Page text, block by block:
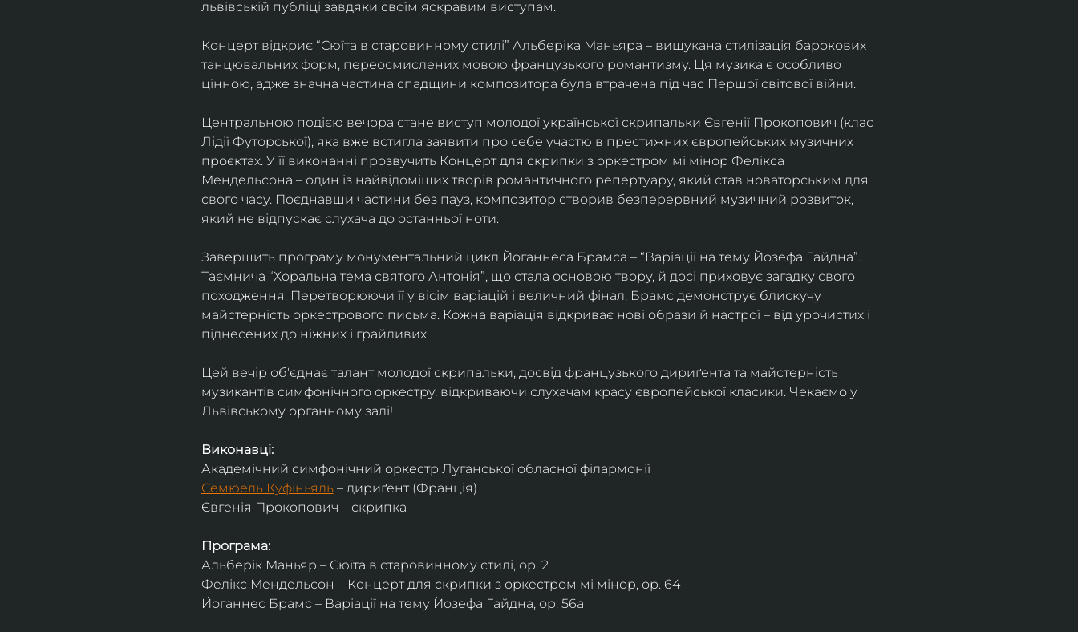
львівській публіці завдяки своїм яскравим виступам.
Концерт відкриє “Сюїта в старовинному стилі” Альберіка Маньяра – вишукана стилізація барокових
танцювальних форм, переосмислених мовою французького романтизму. Ця музика є особливо
цінною, адже значна частина спадщини композитора була втрачена під час Першої світової війни.
Центральною подією вечора стане виступ молодої української скрипальки Євгенії Прокопович (клас
Лідії Футорської), яка вже встигла заявити про себе участю в престижних європейських музичних
проєктах. У її виконанні прозвучить Концерт для скрипки з оркестром мі мінор Фелікса
Мендельсона – один із найвідоміших творів романтичного репертуару, який став новаторським для
свого часу. Поєднавши частини без пауз, композитор створив безперервний музичний розвиток,
який не відпускає слухача до останньої ноти.
Завершить програму монументальний цикл Йоганнеса Брамса – “Варіації на тему Йозефа Гайдна”.
Таємнича “Хоральна тема святого Антонія”, що стала основою твору, й досі приховує загадку свого
походження. Перетворюючи її у вісім варіацій і величний фінал, Брамс демонструє блискучу
майстерність оркестрового письма. Кожна варіація відкриває нові образи й настрої – від урочистих і
піднесених до ніжних і грайливих.
Цей вечір об'єднає талант молодої скрипальки, досвід французького дириґента та майстерність
музикантів симфонічного оркестру, відкриваючи слухачам красу європейської класики. Чекаємо у
Львівському органному залі!
Виконавці:
Академічний симфонічний оркестр Луганської обласної філармонії
Семюель Куфіньяль – дириґент (Франція)
Євгенія Прокопович – скрипка
Програма:
Альберік Маньяр – Сюїта в старовинному стилі, ор. 2
Фелікс Мендельсон – Концерт для скрипки з оркестром мі мінор, ор. 64
Йоганнес Брамс – Варіації на тему Йозефа Гайдна, ор. 56a